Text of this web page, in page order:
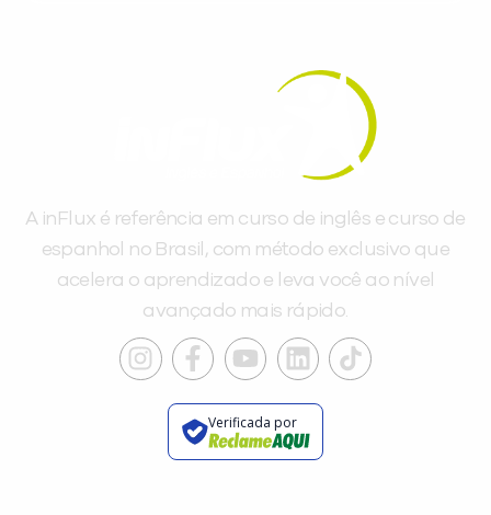
A inFlux é referência em curso de inglês e curso de
espanhol no Brasil, com método exclusivo que
acelera o aprendizado e leva você ao nível
avançado mais rápido.
Verificada por